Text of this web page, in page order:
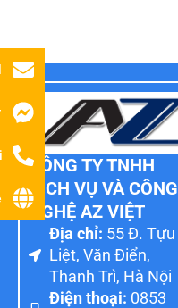
CÔNG TY TNHH
DỊCH VỤ VÀ CÔNG
NGHỆ AZ VIỆT
Địa chỉ: 55 Đ. Tựu
Liệt, Văn Điển,
Thanh Trì, Hà Nội
Điện thoại: 0853